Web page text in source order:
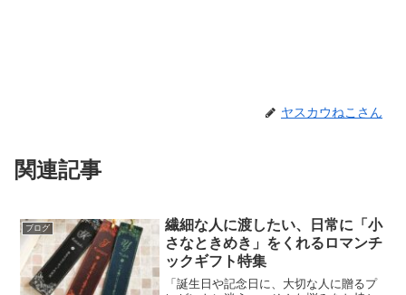
ヤスカウねこさん
関連記事
ブログ
繊細な人に渡したい、日常に「小
さなときめき」をくれるロマンチ
ックギフト特集
「誕生日や記念日に、大切な人に贈るプ